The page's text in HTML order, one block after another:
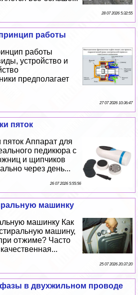
28 07 2026 5:32:55
работы
работы
устройство и
предполагает
27 07 2026 10:36:47
пяток
Аппарат для
педикюра с
и щипчиков
через день...
26 07 2026 5:55:56
машинку
машинку Как
машину,
отжиме? Часто
25 07 2026 20:37:20
фазы в двухжильном проводе